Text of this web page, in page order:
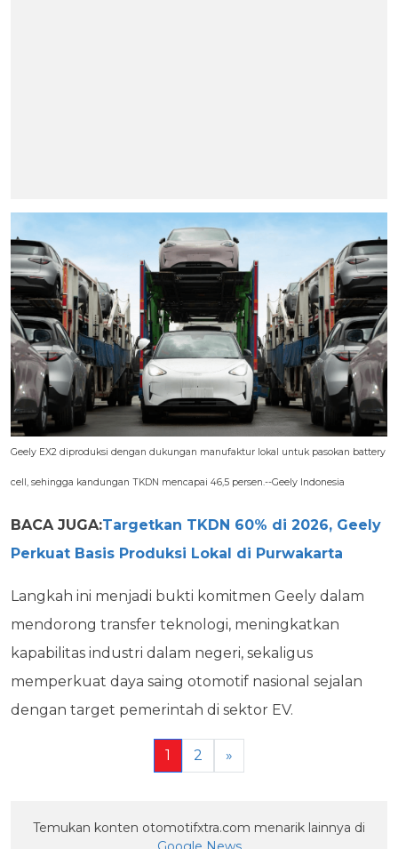
Geely EX2 diproduksi dengan dukungan manufaktur lokal untuk pasokan battery
cell, sehingga kandungan TKDN mencapai 46,5 persen.--Geely Indonesia
BACA JUGA:Targetkan TKDN 60% di 2026, Geely
Perkuat Basis Produksi Lokal di Purwakarta
Langkah ini menjadi bukti komitmen Geely dalam
mendorong transfer teknologi, meningkatkan
kapabilitas industri dalam negeri, sekaligus
memperkuat daya saing otomotif nasional sejalan
dengan target pemerintah di sektor EV.
1 2 »
Temukan konten otomotifxtra.com menarik lainnya di